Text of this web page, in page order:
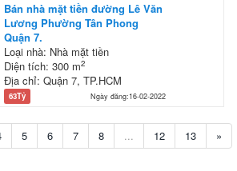
Bán nhà mặt tiền đường Lê Văn
Lương Phường Tân Phong
Quận 7.
Loại nhà: Nhà mặt tiền
Diện tích: 300 m2
Địa chỉ: Quận 7, TP.HCM
63Tỷ Ngày đăng:16-02-2022
5 6 7 8 ... 12 13 »